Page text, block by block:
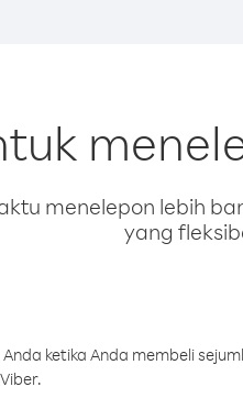
menelepon lebih
yang
ketika Anda membeli